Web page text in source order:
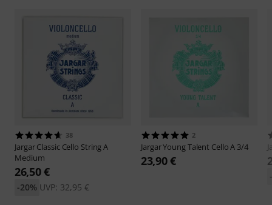
38
JargarClassic Cello String A
Medium
26,50 €
UVP: 32,95 €
-20%
2
JargarYoung Talent Cello A 3/4
23,90 €